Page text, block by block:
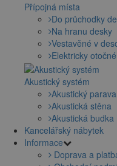
Přípojná místa
Do průchodky
Na hranu desky
Vestavěné v
Elektricky otočné
Akustický systém
Akustický
Akustická stěna
Akustická budka
Kancelářský nábytek
Informace
Doprava a